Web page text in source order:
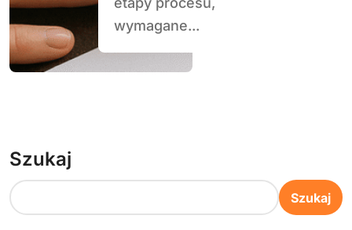
wymagane...
Szukaj
Szukaj